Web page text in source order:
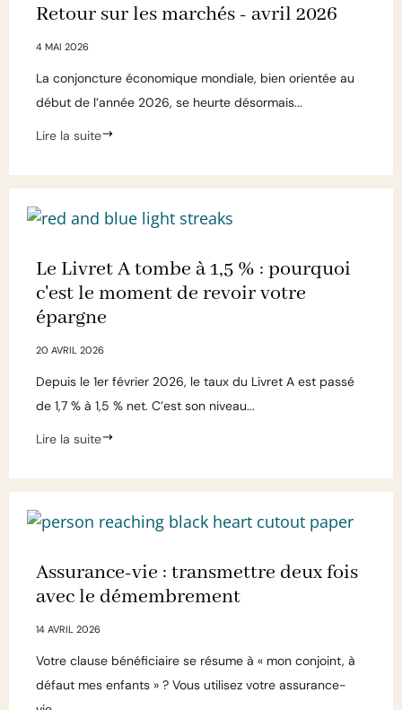
Retour sur les marchés - avril 2026
4 MAI 2026
La conjoncture économique mondiale, bien orientée au
début de l’année 2026, se heurte désormais...
Lire la suite
Le Livret A tombe à 1,5 % : pourquoi
c'est le moment de revoir votre
épargne
20 AVRIL 2026
Depuis le 1er février 2026, le taux du Livret A est passé
de 1,7 % à 1,5 % net. C’est son niveau...
Lire la suite
Assurance-vie : transmettre deux fois
avec le démembrement
14 AVRIL 2026
Votre clause bénéficiaire se résume à « mon conjoint, à
défaut mes enfants » ? Vous utilisez votre assurance-